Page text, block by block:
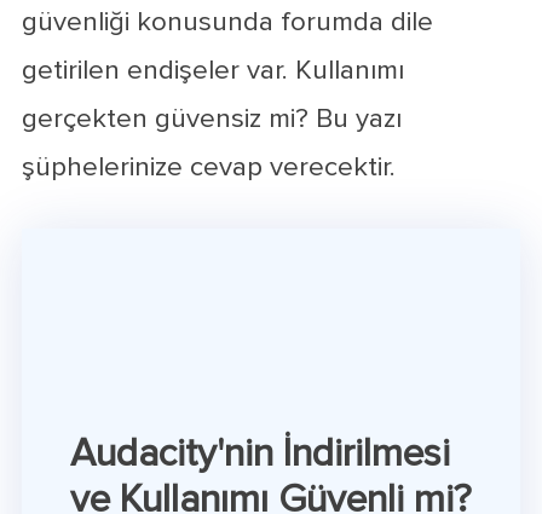
güvenliği konusunda forumda dile
getirilen endişeler var. Kullanımı
gerçekten güvensiz mi? Bu yazı
şüphelerinize cevap verecektir.
Audacity'nin İndirilmesi
ve Kullanımı Güvenli mi?